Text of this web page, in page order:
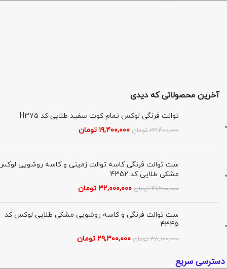
آخرین محصولاتی که دیدی
توالت فرنگی لوکس تمام کوت سفید طلایی کد H375
۲۳,۴۰۰,۰۰۰ تومان ۱۹,۴۰۰,۰۰۰ تومان
ست توالت فرنگی کاسه توالت زمینی و کاسه روشویی
مشکی طلایی کد 4352
۴۱,۶۰۰,۰۰۰ تومان ۳۲,۰۰۰,۰۰۰ تومان
ست توالت فرنگی و کاسه روشویی مشکی طلایی لوکس کد
4345
۳۸,۱۰۰,۰۰۰ تومان ۲۹,۳۰۰,۰۰۰ تومان
دسترسی سریع